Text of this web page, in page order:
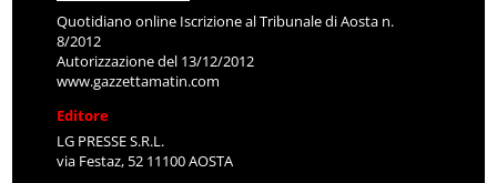
Quotidiano online Iscrizione al Tribunale di Aosta n.
8/2012
Autorizzazione del 13/12/2012
www.gazzettamatin.com
Editore
LG PRESSE S.R.L.
via Festaz, 52 11100 AOSTA